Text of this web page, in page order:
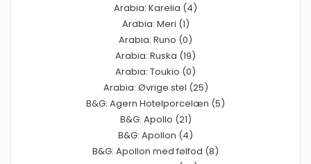
Arabia: Karelia (4)
Arabia: Meri (1)
Arabia: Runo (0)
Arabia: Ruska (19)
Arabia: Toukio (0)
Arabia: Øvrige stel (25)
B&G: Agern Hotelporcelæn (5)
B&G: Apollo (21)
B&G: Apollon (4)
B&G: Apollon med følfod (8)